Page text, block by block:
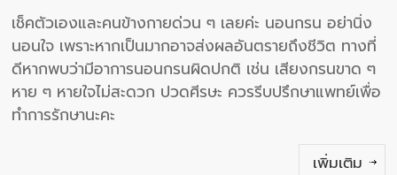
เช็คตัวเองและคนข้างกายด่วน ๆ เลยค่ะ นอนกรน อย่านิ่ง
นอนใจ เพราะหากเป็นมากอาจส่งผลอันตรายถึงชีวิต ทางที่
ดีหากพบว่ามีอาการนอนกรนผิดปกติ เช่น เสียงกรนขาด ๆ
หาย ๆ หายใจไม่สะดวก ปวดศีรษะ ควรรีบปรึกษาแพทย์เพื่อ
ทำการรักษานะคะ
เพิ่มเติม